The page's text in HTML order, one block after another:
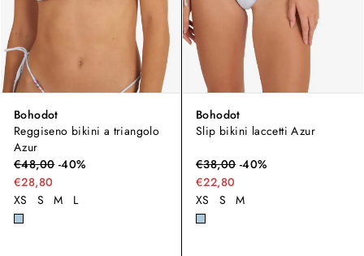
Bohodot
Reggiseno bikini a triangolo
Azur
€48,00-40%
€28,80
XS
S M L
Bohodot
Slip bikini laccetti Azur
€38,00-40%
€22,80
XS
S M